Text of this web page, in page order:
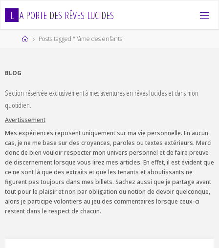
L A PORTE DES RÊVES LUCIDES
HomePosts tagged "l'âme des enfants"
BLOG
Section réservée exclusivement à mes aventures en rêves lucides et dans mon
quotidien.
Avertissement
Mes expériences reposent uniquement sur ma vie personnelle. En aucun
cas, je ne me base sur des croyances, paroles ou textes extérieurs. Merci
donc de bien vouloir respecter mon univers personnel et de faire preuve
de discernement lorsque vous lirez mes articles. En effet, il est évident que
ce ne sont là que des extraits et que les tenants et aboutissants ne
figurent pas toujours dans mes billets. Sachez aussi que je partage avant
tout pour le plaisir et non par obligation ou notion de devoir quelconque,
alors je participe volontiers au jeu des commentaires lorsque ceux-ci
restent dans le respect de chacun.